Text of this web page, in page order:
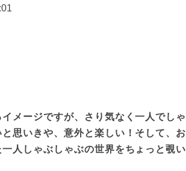
メージですが、さり気なく一人でしゃ
思いきや、意外と楽しい！そして、お
人しゃぶしゃぶの世界をちょっと覗い